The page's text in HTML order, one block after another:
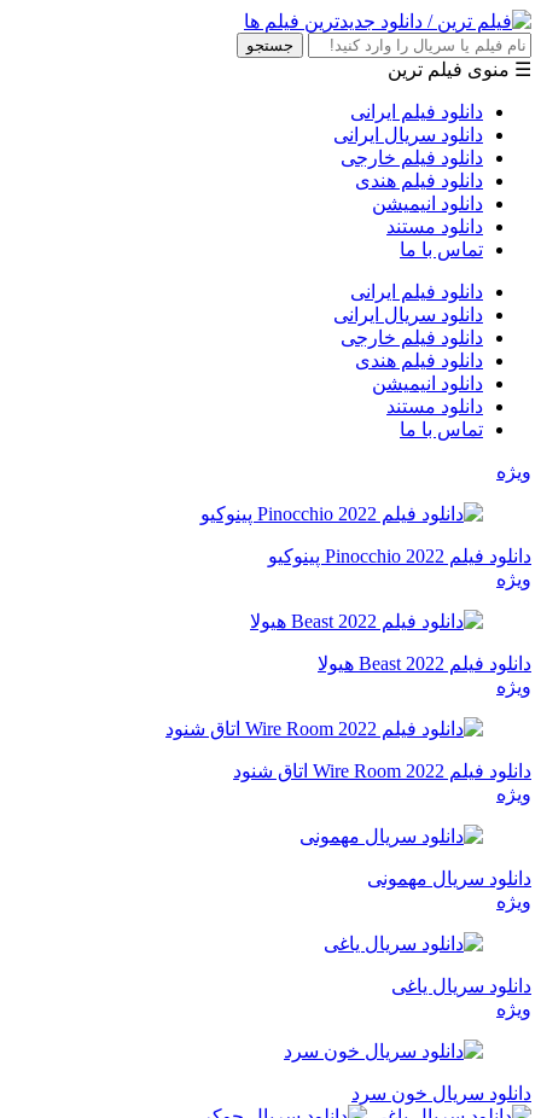
جستجو
☰ منوی فیلم ترین
دانلود فیلم ایرانی
دانلود سریال ایرانی
دانلود فیلم خارجی
دانلود فیلم هندی
دانلود انیمیشن
دانلود مستند
تماس با ما
دانلود فیلم ایرانی
دانلود سریال ایرانی
دانلود فیلم خارجی
دانلود فیلم هندی
دانلود انیمیشن
دانلود مستند
تماس با ما
ویژه
دانلود فیلم Pinocchio 2022 پینوکیو
ویژه
دانلود فیلم Beast 2022 هیولا
ویژه
دانلود فیلم Wire Room 2022 اتاق شنود
ویژه
دانلود سریال مهمونی
ویژه
دانلود سریال یاغی
ویژه
دانلود سریال خون سرد